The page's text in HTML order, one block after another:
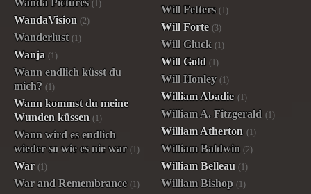
Wanda Pictures (1)
WandaVision (2)
Wanderlust (1)
Wanja (1)
Wann endlich küsst du
mich? (1)
Wann kommst du meine
Wunden küssen (1)
Wann wird es endlich
wieder so wie es nie war (1)
War (1)
War and Remembrance (1)
Will Fetters (1)
Will Forte (3)
Will Gluck (1)
Will Gold (1)
Will Honley (1)
William Abadie (1)
William A. Fitzgerald (1)
William Atherton (1)
William Baldwin (2)
William Belleau (1)
William Bishop (1)